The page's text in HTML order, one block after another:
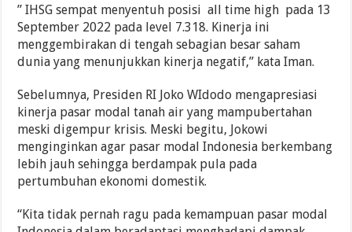
” IHSG sempat menyentuh posisi all time high pada 13
September 2022 pada level 7.318. Kinerja ini
menggembirakan di tengah sebagian besar saham
dunia yang menunjukkan kinerja negatif,” kata Iman.
Sebelumnya, Presiden RI Joko WIdodo mengapresiasi
kinerja pasar modal tanah air yang mampubertahan
meski digempur krisis. Meski begitu, Jokowi
menginginkan agar pasar modal Indonesia berkembang
lebih jauh sehingga berdampak pula pada
pertumbuhan ekonomi domestik.
“Kita tidak pernah ragu pada kemampuan pasar modal